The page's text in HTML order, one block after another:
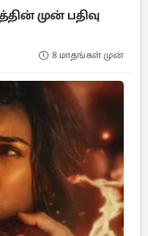
முன் பதிவு
8 மாதங்கள் முன்